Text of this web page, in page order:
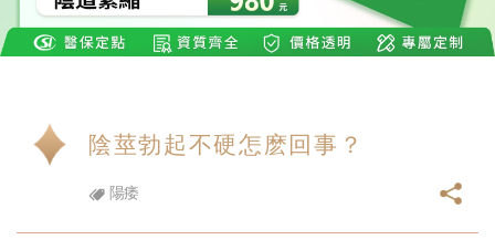
陰莖勃起不硬怎麽回事？
陽痿